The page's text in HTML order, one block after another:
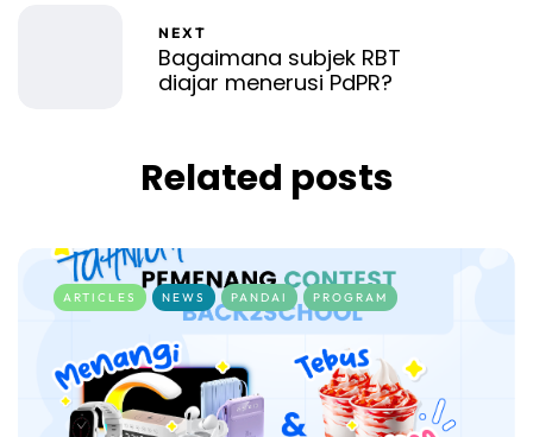
NEXT
Bagaimana subjek RBT
diajar menerusi PdPR?
Related posts
ARTICLES NEWS PANDAI PROGRAM